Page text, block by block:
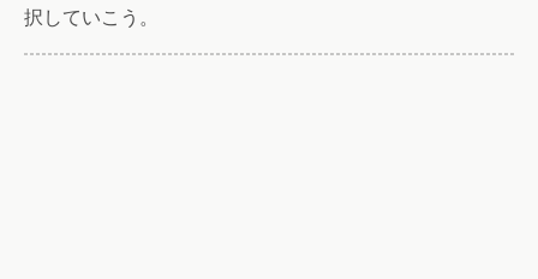
択していこう。